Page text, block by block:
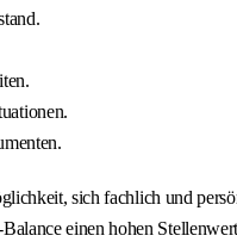
sich fachlich und
einen hohen